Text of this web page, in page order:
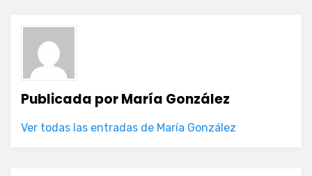
Publicada porMaría González
Ver todas las entradas de María González